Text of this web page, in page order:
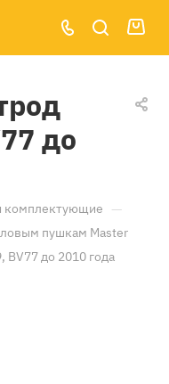
до
комплектующие —
пушкам Master
BV77 до 2010 года